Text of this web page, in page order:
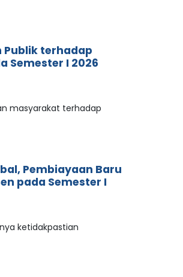
Publik terhadap
Semester I 2026
masyarakat terhadap
Pembiayaan Baru
pada Semester I
ketidakpastian